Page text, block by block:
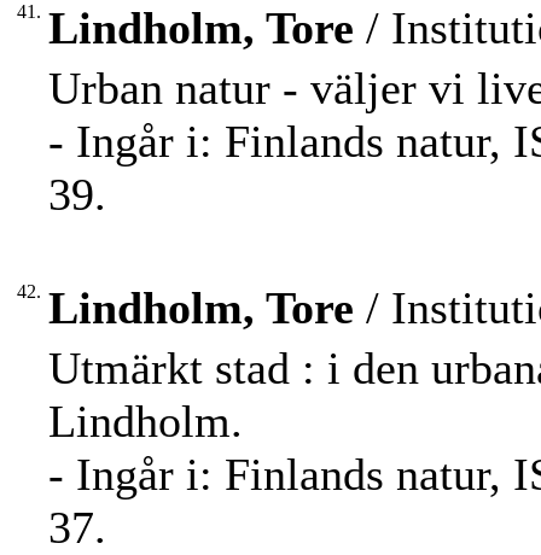
41. Lindholm, Tore /
Urban natur - väljer vi
- Ingår i: Finlands natur,
39.
42. Lindholm, Tore /
Utmärkt stad : i den
Lindholm.
- Ingår i: Finlands natur,
37.